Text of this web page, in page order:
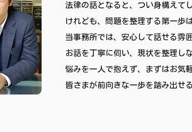
法律の話となると、つい身構えて
けれども、問題を整理する第一歩
当事務所では、安心して話せる雰
お話を丁寧に伺い、現状を整理し
悩みを一人で抱えず、まずはお気
皆さまが前向きな一歩を踏み出せ